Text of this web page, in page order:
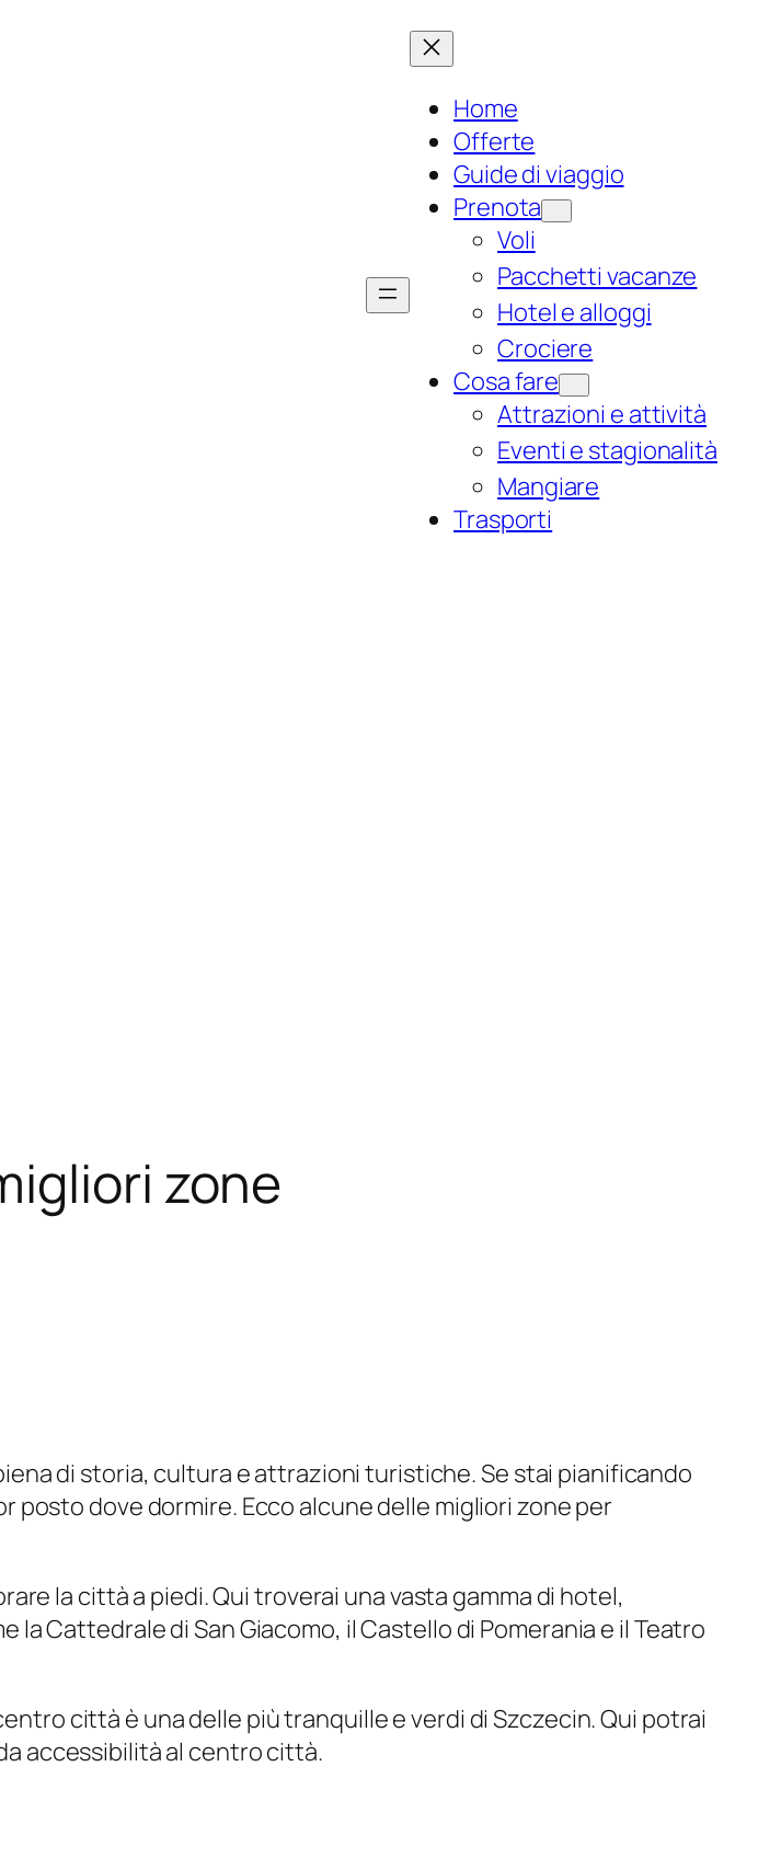
Home
Offerte
Guide di viaggio
Prenota
Voli
Pacchetti vacanze
Hotel e alloggi
Crociere
Cosa fare
Attrazioni e attività
Eventi e stagionalità
Mangiare
Trasporti
zone
di storia, cultura e attrazioni turistiche. Se stai pianificando
posto dove dormire. Ecco alcune delle migliori zone per
la città a piedi. Qui troverai una vasta gamma di hotel,
Cattedrale di San Giacomo, il Castello di Pomerania e il Teatro
città è una delle più tranquille e verdi di Szczecin. Qui potrai
accessibilità al centro città.